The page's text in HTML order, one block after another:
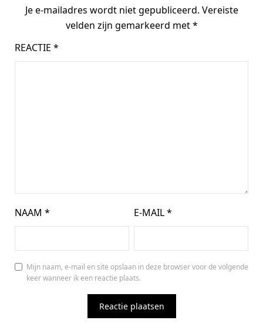
Je e-mailadres wordt niet gepubliceerd. Vereiste
velden zijn gemarkeerd met*
REACTIE *
NAAM * E-MAIL*
Mijn naam, e-mail en site opslaan in deze browser voor de volgende
keer wanneer ik een reactie plaats.